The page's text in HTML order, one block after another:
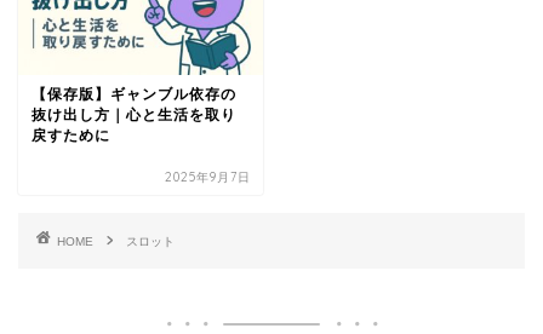
【保存版】ギャンブル依存の
抜け出し方｜心と生活を取り
戻すために
2025年9月7日
HOME スロット